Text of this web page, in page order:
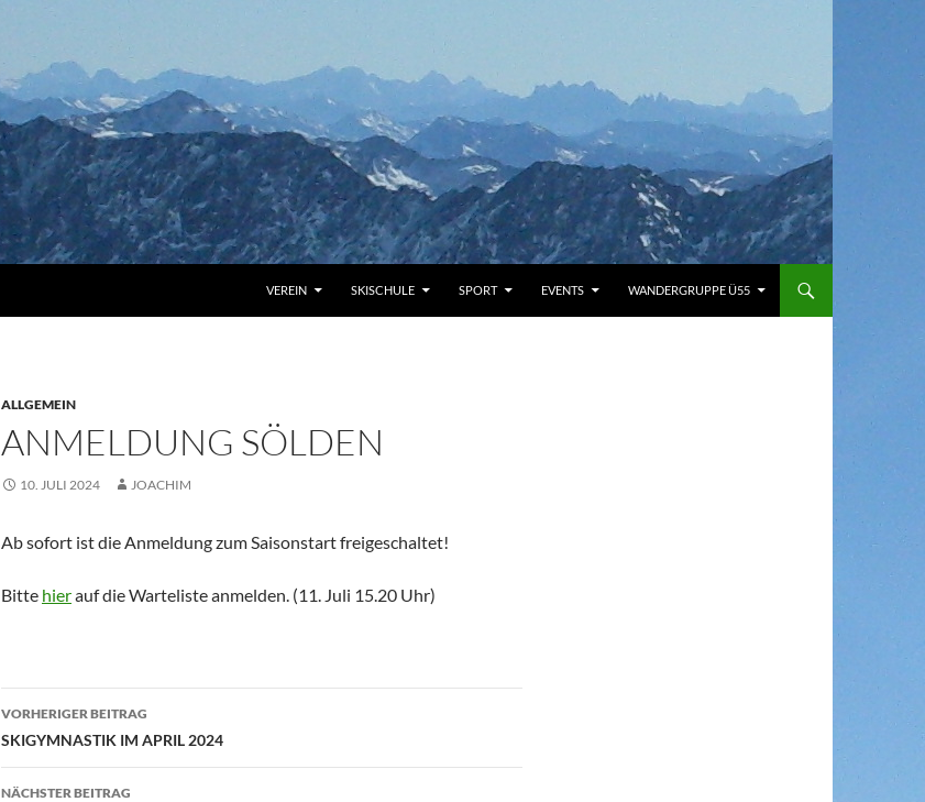
VEREIN SKISCHULE SPORT EVENTS WANDERGRUPPE Ü55
ALLGEMEIN
ANMELDUNG SÖLDEN
10. JULI 2024 JOACHIM
Ab sofort ist die Anmeldung zum Saisonstart freigeschaltet!
Bitte hierauf die Warteliste anmelden. (11. Juli 15.20 Uhr)
Beitragsnavigation
VORHERIGER BEITRAG
SKIGYMNASTIK IM APRIL 2024
NÄCHSTER BEITRAG